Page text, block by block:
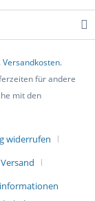
Versandkosten.
für andere
mit den
widerrufen